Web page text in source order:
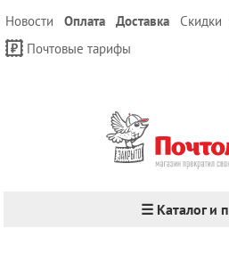
Новости Оплата Доставка Скидки
Почтовые тарифы
☰ Каталог и